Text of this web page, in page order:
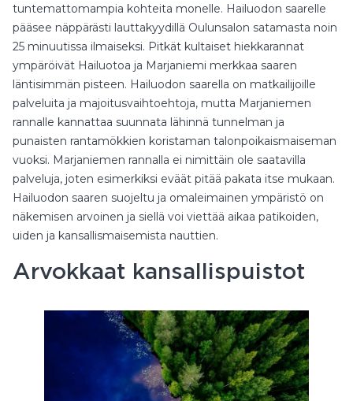
tuntemattomampia kohteita monelle. Hailuodon saarelle
pääsee näppärästi lauttakyydillä Oulunsalon satamasta noin
25 minuutissa ilmaiseksi. Pitkät kultaiset hiekkarannat
ympäröivät Hailuotoa ja Marjaniemi merkkaa saaren
läntisimmän pisteen. Hailuodon saarella on matkailijoille
palveluita ja majoitusvaihtoehtoja, mutta Marjaniemen
rannalle kannattaa suunnata lähinnä tunnelman ja
punaisten rantamökkien koristaman talonpoikaismaiseman
vuoksi. Marjaniemen rannalla ei nimittäin ole saatavilla
palveluja, joten esimerkiksi eväät pitää pakata itse mukaan.
Hailuodon saaren suojeltu ja omaleimainen ympäristö on
näkemisen arvoinen ja siellä voi viettää aikaa patikoiden,
uiden ja kansallismaisemista nauttien.
Arvokkaat kansallispuistot